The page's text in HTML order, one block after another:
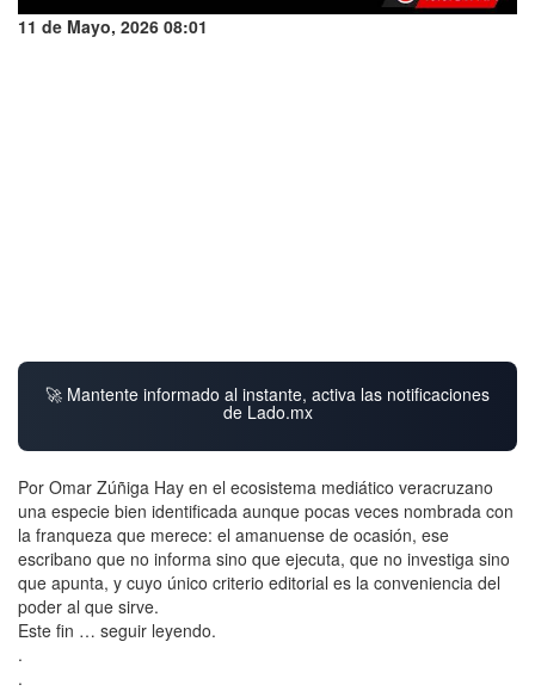
11 de Mayo, 2026 08:01
🚀 Mantente informado al instante, activa las notificaciones
de Lado.mx
Por Omar Zúñiga Hay en el ecosistema mediático veracruzano
una especie bien identificada aunque pocas veces nombrada con
la franqueza que merece: el amanuense de ocasión, ese
escribano que no informa sino que ejecuta, que no investiga sino
que apunta, y cuyo único criterio editorial es la conveniencia del
poder al que sirve.
Este fin … seguir leyendo.
.
.